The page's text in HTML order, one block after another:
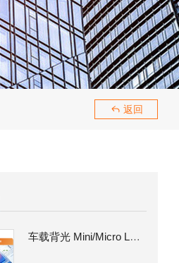
 返回
车载背光 Mini/Micro LED量产攻坚：MIP 路线的工艺瓶颈与倒装固晶解决方案